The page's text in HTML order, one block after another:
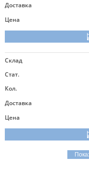
Доставка
Цена
Склад
Стат.
Кол.
Доставка
Цена